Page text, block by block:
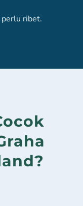
perlu ribet.